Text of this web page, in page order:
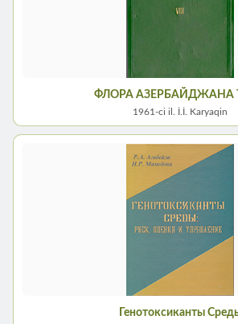
ФЛОРА АЗЕРБАЙДЖАНА
1961-сi il. İ.İ. Karyaqin
Генотоксиканты